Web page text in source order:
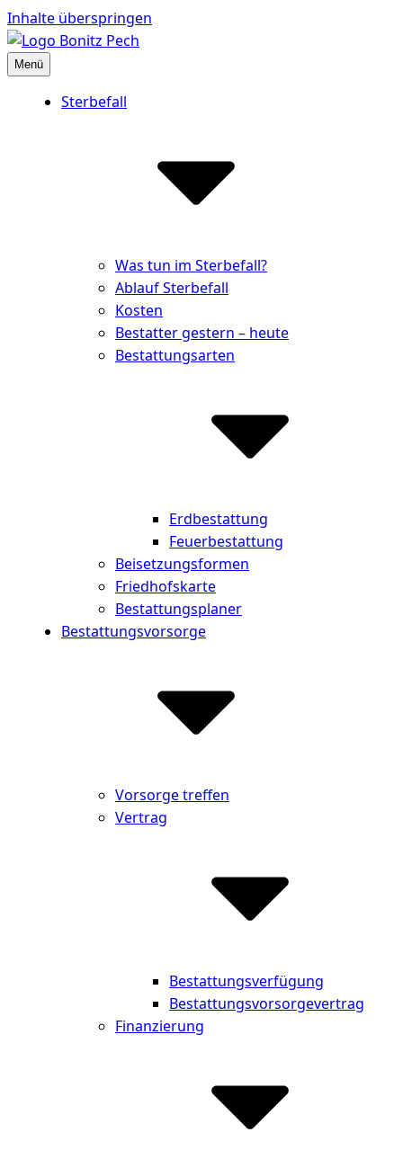
Inhalte überspringen
Bestattungshaus Bonitz Pech
Partner der Hinterbliebenen
Menü
Sterbefall
Was tun im Sterbefall?
Ablauf Sterbefall
Kosten
Bestatter gestern – heute
Bestattungsarten
Erdbestattung
Feuerbestattung
Beisetzungsformen
Friedhofskarte
Bestattungsplaner
Bestattungsvorsorge
Vorsorge treffen
Vertrag
Bestattungsverfügung
Bestattungsvorsorgevertrag
Finanzierung